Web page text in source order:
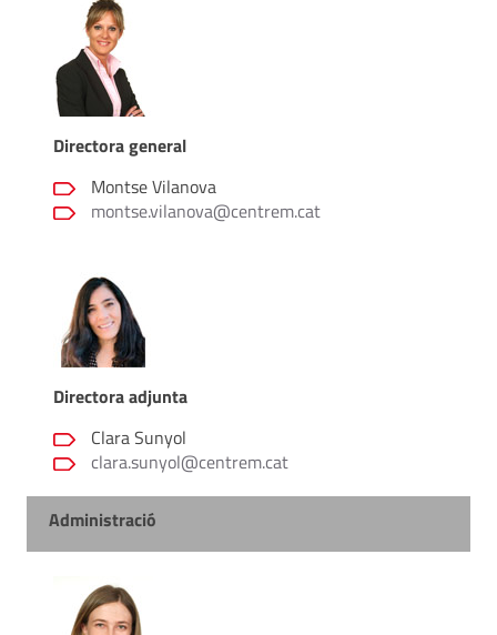
Directora general
Montse Vilanova
montse.vilanova@centrem.cat
Directora adjunta
Clara Sunyol
clara.sunyol@centrem.cat
Administració